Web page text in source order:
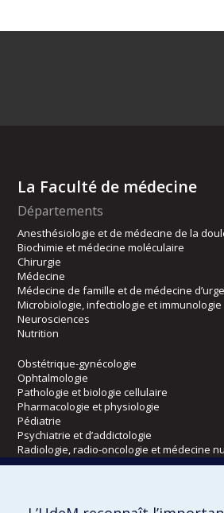
La Faculté de médecine
Départements
Anesthésiologie et de médecine de la
Biochimie et médecine moléculaire
Chirurgie
Médecine
Médecine de famille et de médecine
Microbiologie, infectiologie et immunologie
Neurosciences
Nutrition
Obstétrique-gynécologie
Ophtalmologie
Pathologie et biologie cellulaire
Pharmacologie et physiologie
Pédiatrie
Psychiatrie et d’addictologie
Radiologie, radio-oncologie et médecine